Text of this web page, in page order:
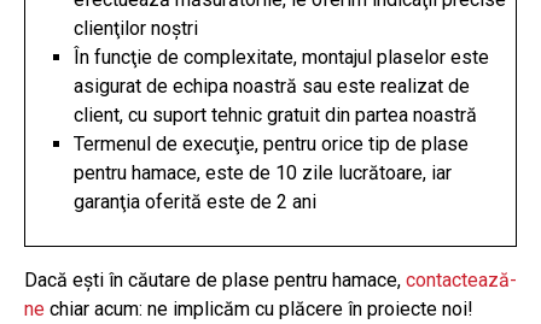
clienţilor noştri
În funcţie de complexitate, montajul plaselor este
asigurat de echipa noastră sau este realizat de
client, cu suport tehnic gratuit din partea noastră
Termenul de execuţie, pentru orice tip de plase
pentru hamace, este de 10 zile lucrătoare, iar
garanţia oferită este de 2 ani
Dacă eşti în căutare de plase pentru hamace, contactează-
ne chiar acum: ne implicăm cu plăcere în proiecte noi!